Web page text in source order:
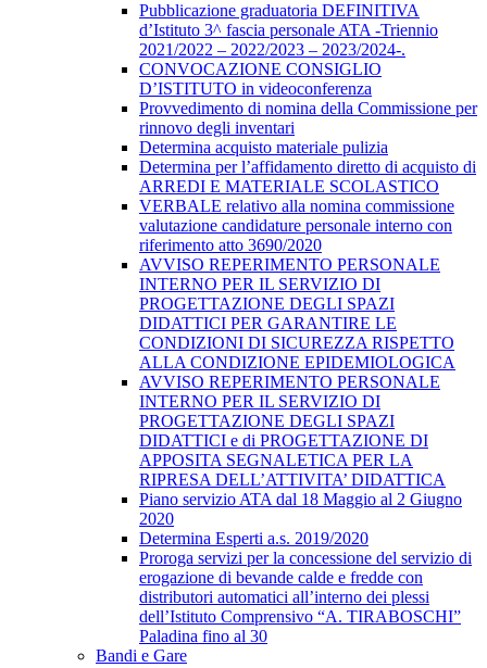
Pubblicazione graduatoria DEFINITIVA
d’Istituto 3^ fascia personale ATA -Triennio
2021/2022 – 2022/2023 – 2023/2024-.
CONVOCAZIONE CONSIGLIO
D’ISTITUTO in videoconferenza
Provvedimento di nomina della Commissione per
rinnovo degli inventari
Determina acquisto materiale pulizia
Determina per l’affidamento diretto di acquisto di
ARREDI E MATERIALE SCOLASTICO
VERBALE relativo alla nomina commissione
valutazione candidature personale interno con
riferimento atto 3690/2020
AVVISO REPERIMENTO PERSONALE
INTERNO PER IL SERVIZIO DI
PROGETTAZIONE DEGLI SPAZI
DIDATTICI PER GARANTIRE LE
CONDIZIONI DI SICUREZZA RISPETTO
ALLA CONDIZIONE EPIDEMIOLOGICA
AVVISO REPERIMENTO PERSONALE
INTERNO PER IL SERVIZIO DI
PROGETTAZIONE DEGLI SPAZI
DIDATTICI e di PROGETTAZIONE DI
APPOSITA SEGNALETICA PER LA
RIPRESA DELL’ATTIVITA’ DIDATTICA
Piano servizio ATA dal 18 Maggio al 2 Giugno
2020
Determina Esperti a.s. 2019/2020
Proroga servizi per la concessione del servizio di
erogazione di bevande calde e fredde con
distributori automatici all’interno dei plessi
dell’Istituto Comprensivo “A. TIRABOSCHI”
Paladina fino al 30
Bandi e Gare